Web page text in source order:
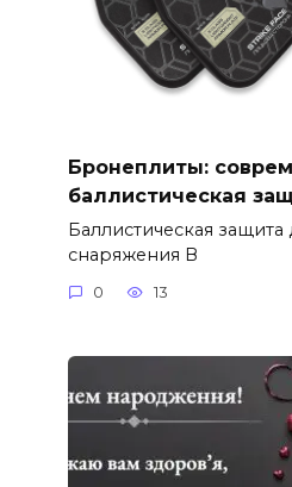
Бронеплиты:
баллистическая
Баллистическая защита
снаряжения В
0 13